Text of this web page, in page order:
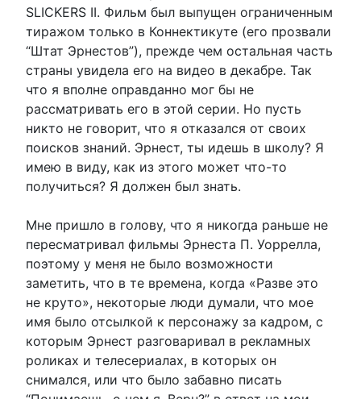
SLICKERS II. Фильм был выпущен ограниченным
тиражом только в Коннектикуте (его прозвали
“Штат Эрнестов”), прежде чем остальная часть
страны увидела его на видео в декабре. Так
что я вполне оправданно мог бы не
рассматривать его в этой серии. Но пусть
никто не говорит, что я отказался от своих
поисков знаний. Эрнест, ты идешь в школу? Я
имею в виду, как из этого может что-то
получиться? Я должен был знать.
Мне пришло в голову, что я никогда раньше не
пересматривал фильмы Эрнеста П. Уоррелла,
поэтому у меня не было возможности
заметить, что в те времена, когда «Разве это
не круто», некоторые люди думали, что мое
имя было отсылкой к персонажу за кадром, с
которым Эрнест разговаривал в рекламных
роликах и телесериалах, в которых он
снимался, или что было забавно писать